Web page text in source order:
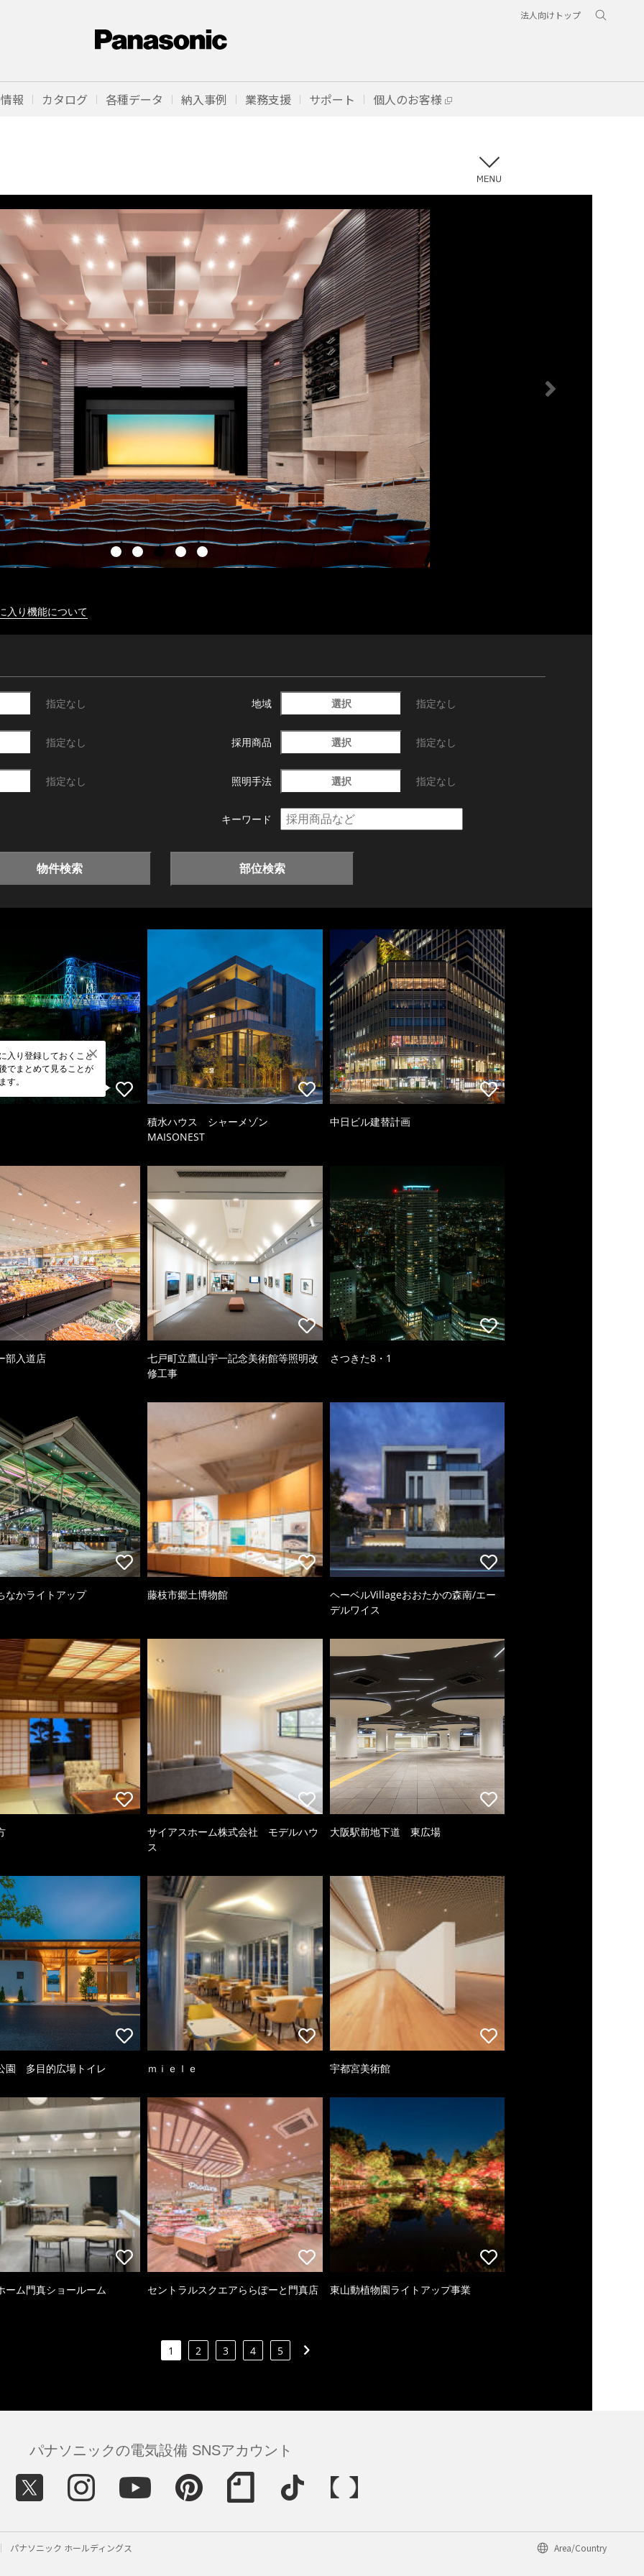
法人向けトップ
報 カタログ 各種データ 納入事例 業務支援 サポート 個人のお客様
入り機能について
指定なし 地域 選択 指定なし
指定なし 採用商品 選択 指定なし
指定なし 照明手法 選択 指定なし
キーワード
物件検索 部位検索
入り登録しておくこと
でまとめて見ることが
す。
積水ハウス シャーメゾン
MAISONEST
中日ビル建替計画
部入道店
七戸町立鷹山宇一記念美術館等照明改
修工事
さつきた8・1
なかライトアップ 藤枝市郷土博物館
ヘーベルVillageおおたかの森南/エー
デルワイス
サイアスホーム株式会社 モデルハウ
ス
大阪駅前地下道 東広場
園 多目的広場トイレ ｍｉｅｌｅ 宇都宮美術館
ーム門真ショールーム セントラルスクエアららぽーと門真店 東山動植物園ライトアップ事業
1 2 3 4 5
パナソニックの電気設備 SNSアカウント
パナソニック ホールディングス Area/Country